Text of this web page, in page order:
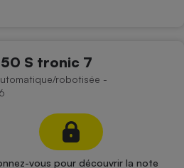
S tronic 7
robotisée -
vous pour découvrir la note